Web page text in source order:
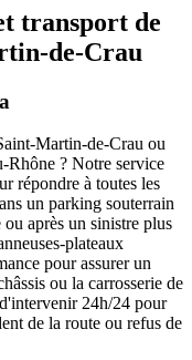
transport de
de-Crau
Martin-de-Crau ou
Rhône ? Notre service
répondre à toutes les
un parking souterrain
après un sinistre plus
plateaux
pour assurer un
ou la carrosserie de
24h/24 pour
de la route ou refus de